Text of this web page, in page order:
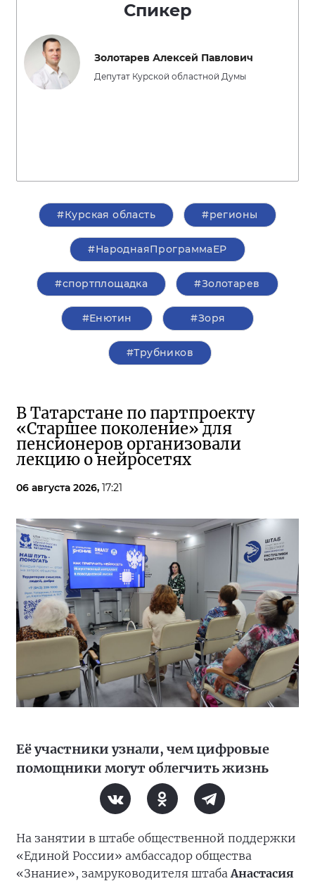
Спикер
Золотарев Алексей Павлович
Депутат Курской областной Думы
#Курская область #регионы
#НароднаяПрограммаЕР
#спортплощадка #Золотарев
#Енютин #Зоря
#Трубников
В Татарстане по партпроекту
«Старшее поколение» для
пенсионеров организовали
лекцию о нейросетях
06 августа 2026, 17:21
Её участники узнали, чем цифровые
помощники могут облегчить жизнь
На занятии в штабе общественной поддержки
«Единой России» амбассадор общества
«Знание», замруководителя штабаАнастасия